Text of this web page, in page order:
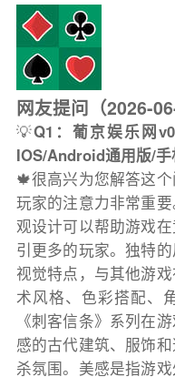
网友提问（2026-
💡Q1：葡京娱乐网
IOS/Android通用版/
🍁很高兴为您解答这
玩家的注意力非常重
观设计可以帮助游戏
引更多的玩家。独特
视觉特点，与其他游
术风格、色彩搭配、
《刺客信条》系列在
感的古代建筑、服饰
杀氛围。美感是指游